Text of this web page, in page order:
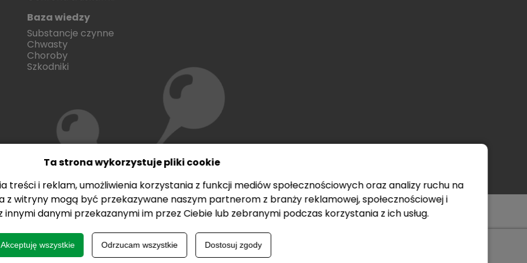
Ta strona wykorzystuje pliki cookie
treści i reklam, umożliwienia korzystania z funkcji mediów społecznościowych oraz analizy ruchu na
witryny mogą być przekazywane naszym partnerom z branży reklamowej, społecznościowej i
danymi przekazanymi im przez Ciebie lub zebranymi podczas korzystania z ich usług.
Akceptuję wszystkie Odrzucam wszystkie Dostosuj zgody
Baza wiedzy
Substancje czynne
Chwasty
Choroby
Szkodniki
Made & Design Creative AgencyNetimage
charakter wyłącznie informacyjny. W celu zapoznania się ze szczegółowymi informacjami na temat produktów i ich stosowania, prosimy o zapoznanie
korzystać z zachowaniem bezpieczeństwa. Przed każdym użyciem przeczytaj informacje zamieszczone w etykiecie i informacje dotyczące produktu. Zwróć
bezpieczeństwa, zmieszczonych w etykiecie.